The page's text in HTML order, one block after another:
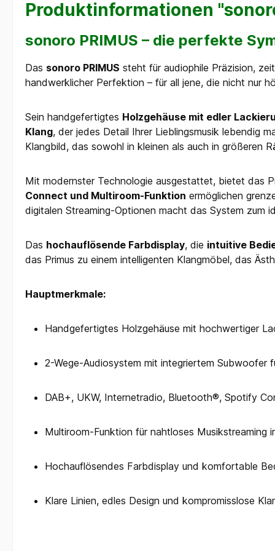
Produktinformationen
sonoro PRIMUS – die perfekte
Das sonoro PRIMUS steht für audiophile Präzision,
handwerklicher Perfektion – für all jene, die nicht nur
Sein handgefertigtes Holzgehäuse mit edler
Klang, der jedes Detail Ihrer Lieblingsmusik lebendig
Klangbild, das sowohl in kleinen als auch in größeren
Mit modernster Technologie ausgestattet, bietet das
Connect und Multiroom-Funktion ermöglichen
digitalen Streaming-Optionen macht das System zum
Das hochauflösende Farbdisplay, die intuitive
das Primus zu einem intelligenten Klangmöbel, das
Hauptmerkmale:
Handgefertigtes Holzgehäuse mit hochwertiger
2-Wege-Audiosystem mit integriertem Subwoofer
DAB+, UKW, Internetradio, Bluetooth®, Spotify
Multiroom-Funktion für nahtloses Musikstreaming
Hochauflösendes Farbdisplay und komfortable
Klare Linien, edles Design und kompromisslose